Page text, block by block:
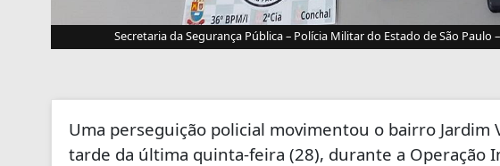
Secretaria da Segurança Pública – Polícia Militar do Estado de São Paulo
Uma perseguição policial movimentou o bairro Jardim
tarde da última quinta-feira (28), durante a Operação